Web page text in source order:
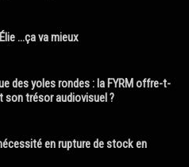
…ça va mieux
des yoles rondes : la FYRM offre-t-
son trésor audiovisuel ?
en rupture de stock en